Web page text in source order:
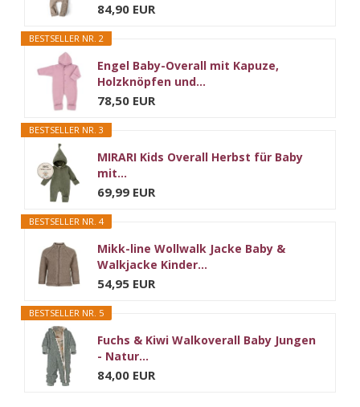
84,90 EUR
BESTSELLER NR. 2
Engel Baby-Overall mit Kapuze,
Holzknöpfen und...
78,50 EUR
BESTSELLER NR. 3
MIRARI Kids Overall Herbst für Baby
mit...
69,99 EUR
BESTSELLER NR. 4
Mikk-line Wollwalk Jacke Baby &
Walkjacke Kinder...
54,95 EUR
BESTSELLER NR. 5
Fuchs & Kiwi Walkoverall Baby Jungen
- Natur...
84,00 EUR